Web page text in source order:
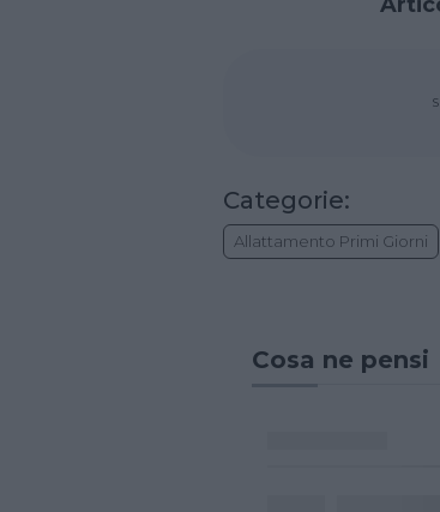
Categorie:
Allattamento Primi Giorni
Cosa ne pensi